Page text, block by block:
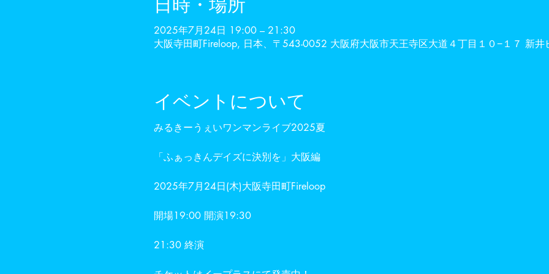
2025年7月24日 19:00 – 21:30
大阪寺田町Fireloop, 日本、〒543-0052 大阪府大阪市天王寺区大道４丁目１０−１７ 新井
イベントについて
みるきーうぇいワンマンライブ2025夏
「ふぁっきんデイズに決別を」大阪編
2025年7月24日(木)大阪寺田町Fireloop
開場19:00 開演19:30
21:30 終演